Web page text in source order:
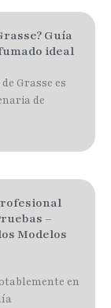
Guía
ideal
Grasse es
de
–
Modelos
en